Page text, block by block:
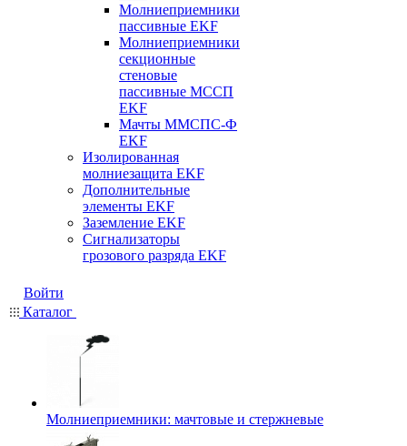
Молниеприемники
пассивные EKF
Молниеприемники
секционные
стеновые
пассивные МССП
EKF
Мачты ММСПС-Ф
EKF
Изолированная
молниезащита EKF
Дополнительные
элементы EKF
Заземление EKF
Сигнализаторы
грозового разряда EKF
Войти
Каталог
Молниеприемники: мачтовые и стержневые